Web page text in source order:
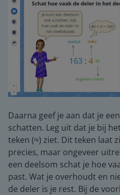
Daarna geef je aan dat je
schatten. Leg uit dat je bij
teken (≈) ziet. Dit teken laat
precies, maar ongeveer
een deelsom schat je hoe
past. Wat je overhoudt en
de deler is je rest. Bij de